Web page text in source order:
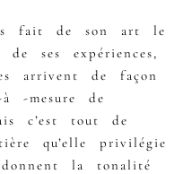
fait de son art le
ses expériences,
arrivent de façon
-mesure de
c’est tout de
qu’elle privilégie
la tonalité